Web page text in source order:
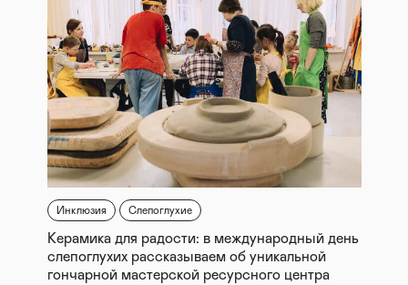
Инклюзия Слепоглухие
Керамика для радости: в международный день
слепоглухих рассказываем об уникальной
гончарной мастерской ресурсного центра